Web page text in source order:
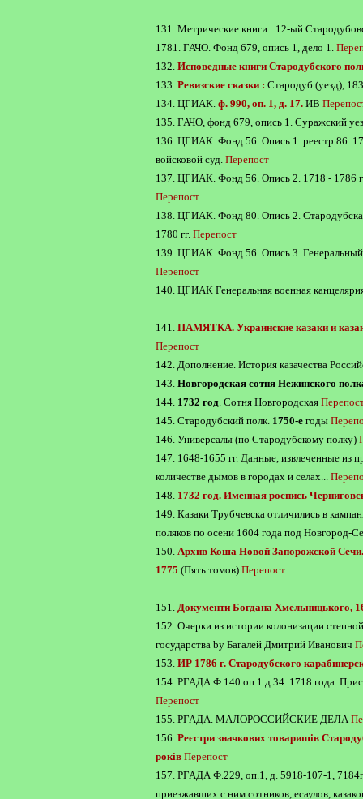
131. Метрические книги : 12-ый
1781. ГАЧО. Фонд 679, опись 1, дело 1.
132. Исповедные книги Стародубского
133. Ревизские сказки : Стародуб (уезд),
134. ЦГИАК. ф. 990, оп. 1, д. 17. ИВ
135. ГАЧО, фонд 679, опись 1. Суражский
136. ЦГИАК. Фонд 56. Опись 1. реестр 86.
войсковой суд. Перепост
137. ЦГИАК. Фонд 56. Опись 2. 1718 - 1786
Перепост
138. ЦГИАК. Фонд 80. Опись 2.
1780 гг. Перепост
139. ЦГИАК. Фонд 56. Опись 3. Генеральный
Перепост
140. ЦГИАК Генеральная военная
141. ПАМЯТКА. Украинские казаки и
Перепост
142. Дополнение. История казачества
143. Новгородская сотня Нежинского
144. 1732 год. Сотня Новгородская
145. Стародубский полк. 1750-е годы
146. Универсалы (по Стародубскому полку)
147. 1648-1655 гг. Данные, извлеченные из
количестве дымов в городах и селах...
148. 1732 год. Именная роспись
149. Казаки Трубчевска отличились в
поляков по осени 1604 года под Новгород-
150. Архив Коша Новой Запорожской
1775 (Пять томов) Перепост
151. Документи Богдана Хмельницького,
152. Очерки из истории колонизации
государствa by Багалей Дмитрий Иванович
153. ИР 1786 г. Стародубского
154. РГАДА Ф.140 оп.1 д.34. 1718 года.
Перепост
155. РГАДА. МАЛОРОССИЙСКИЕ ДЕЛА
156. Реєстри значкових товаришів
років Перепост
157. РГАДА Ф.229, оп.1, д. 5918-107-1,
приезжавших с ним сотников, есаулов,